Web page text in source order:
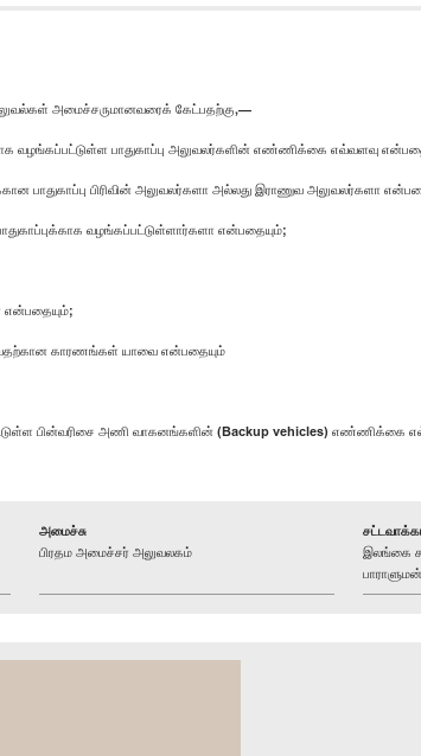
அமைச்சருமானவரைக் கேட்பதற்கு,—
பாதுகாப்பு அலுவலர்களின் எண்ணிக்கை எவ்வளவு
பாதுகாப்பு பிரிவின் அலுவலர்களா அல்லது இராணுவ அலுவலர்களா
வழங்கப்பட்டுள்ளார்களா என்பதையும்;
என்பதையும்;
காரணங்கள் யாவை என்பதையும்
பின்வரிசை அணி வாகனங்களின் (Backup vehicles) எண்ணிக்கை
அமைச்சு
பிரதம அமைச்சர் அலுவலகம்
இலங்கை